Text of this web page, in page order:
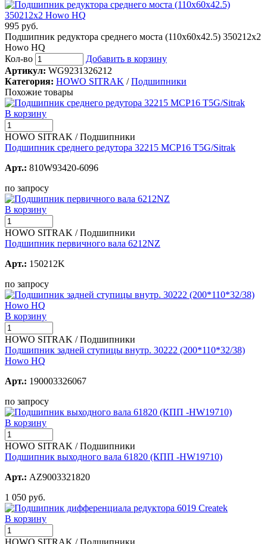
995 руб.
Подшипник редуктора среднего моста (110x60x42.5) 350212x2
Howo HQ
Кол-во
Добавить в корзину
Артикул: WG9231326212
Категория: HOWO SITRAK /Подшипники
Похожие товары
В корзину
HOWO SITRAK / Подшипники
Подшипник среднего редутора 32215 MCP16 T5G/Sitrak
Арт.: 810W93420-6096
по запросу
В корзину
HOWO SITRAK / Подшипники
Подшипник первичного вала 6212NZ
Арт.: 150212K
по запросу
В корзину
HOWO SITRAK / Подшипники
Подшипник задней ступицы внутр. 30222 (200*110*32/38)
Howo HQ
Арт.: 190003326067
по запросу
В корзину
HOWO SITRAK / Подшипники
Подшипник выходного вала 61820 (КПП -HW19710)
Арт.: AZ9003321820
1 050 руб.
В корзину
HOWO SITRAK / Подшипники